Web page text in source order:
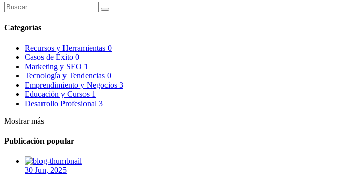
Categorías
Recursos y Herramientas 0
Casos de Éxito 0
Marketing y SEO 1
Tecnología y Tendencias 0
Emprendimiento y Negocios 3
Educación y Cursos 1
Desarrollo Profesional 3
Mostrar más
Publicación popular
30 Jun, 2025